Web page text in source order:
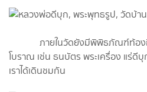
ภายในวัดยังมีพิพิธภัณฑ์ท้องถิ่น
โบราณ เช่น ธนบัตร พระเครื่อง แร่ดี
เราได้เดินชมกัน